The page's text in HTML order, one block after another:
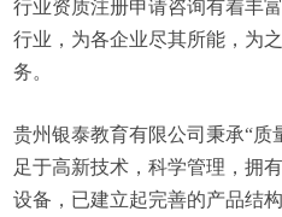
行业资质注册申请咨询有着丰
行业，为各企业尽其所能，为
务。
贵州银泰教育有限公司秉承“质
足于高新技术，科学管理，拥
设备，已建立起完善的产品结